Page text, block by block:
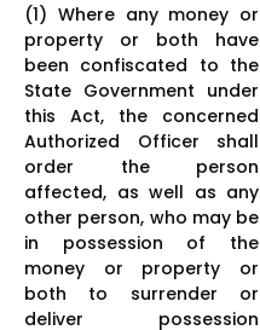
(1) Where any money or
property or both have
been confiscated to the
State Government under
this Act, the concerned
Authorized Officer shall
order the person
affected, as well as any
other person, who may be
in possession of the
money or property or
both to surrender or
deliver possession